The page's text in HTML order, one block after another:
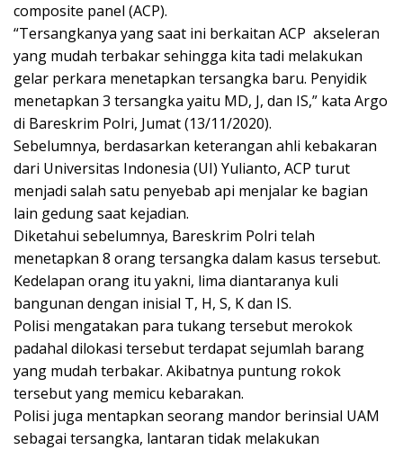
composite panel (ACP).
“Tersangkanya yang saat ini berkaitan ACP akseleran
yang mudah terbakar sehingga kita tadi melakukan
gelar perkara menetapkan tersangka baru. Penyidik
menetapkan 3 tersangka yaitu MD, J, dan IS,” kata Argo
di Bareskrim Polri, Jumat (13/11/2020).
Sebelumnya, berdasarkan keterangan ahli kebakaran
dari Universitas Indonesia (UI) Yulianto, ACP turut
menjadi salah satu penyebab api menjalar ke bagian
lain gedung saat kejadian.
Diketahui sebelumnya, Bareskrim Polri telah
menetapkan 8 orang tersangka dalam kasus tersebut.
Kedelapan orang itu yakni, lima diantaranya kuli
bangunan dengan inisial T, H, S, K dan IS.
Polisi mengatakan para tukang tersebut merokok
padahal dilokasi tersebut terdapat sejumlah barang
yang mudah terbakar. Akibatnya puntung rokok
tersebut yang memicu kebarakan.
Polisi juga mentapkan seorang mandor berinsial UAM
sebagai tersangka, lantaran tidak melakukan